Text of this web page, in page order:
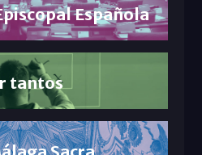
Española
tantos